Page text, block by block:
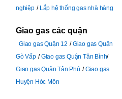
nghiệp
Lắp hệ thống gas nhà hàng
Giao gas các quận
Giao gas Quận 12
Giao gas Quận
Gò Vấp
Giao gas Quận Tân Bình
Giao gas Quận Tân Phú
Giao gas
Huyện Hóc Môn